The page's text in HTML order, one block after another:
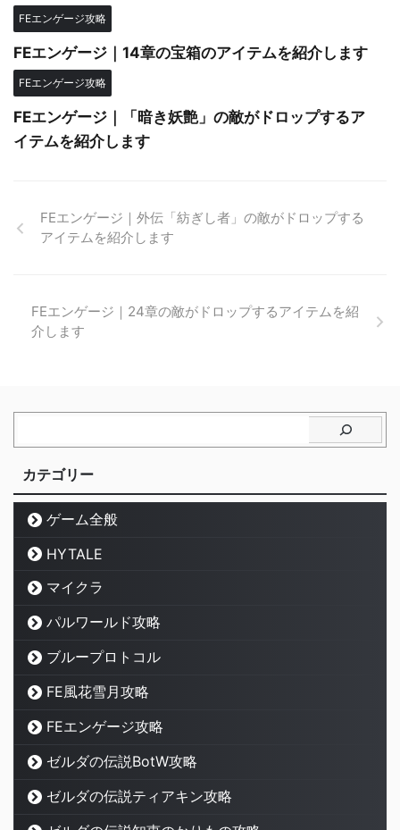
FEエンゲージ攻略
FEエンゲージ｜14章の宝箱のアイテムを紹介します
FEエンゲージ攻略
FEエンゲージ｜「暗き妖艶」の敵がドロップするア
イテムを紹介します
FEエンゲージ｜外伝「紡ぎし者」の敵がドロップする
アイテムを紹介します
FEエンゲージ｜24章の敵がドロップするアイテムを紹
介します
カテゴリー
ゲーム全般
HYTALE
マイクラ
パルワールド攻略
ブループロトコル
FE風花雪月攻略
FEエンゲージ攻略
ゼルダの伝説BotW攻略
ゼルダの伝説ティアキン攻略